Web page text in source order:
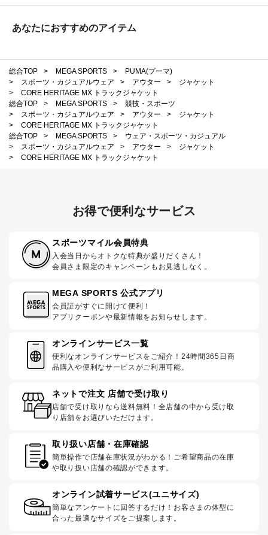
あなたにおすすめのアイテム
総合TOP > MEGA SPORTS >
PUMA(プーマ)
>
スポーツ・カジュアルウェア > アウター >
ジャケット
>
CORE HERITAGE MX トラックジャケット
総合TOP
> MEGA SPORTS >
競技・スポーツ
>
スポーツ・カジュアルウェア > アウター >
ジャケット
>
CORE HERITAGE MX トラックジャケット
総合TOP
> MEGA SPORTS >
ウェア・スポーツ・カジュアル
>
スポーツ・カジュアルウェア > アウター >
ジャケット
>
CORE HERITAGE MX トラックジャケット
お得で便利なサービス
スポーツマイル会員特典
入会当日からオトクな特典が盛りだくさん！
会員さま限定のキャンペーンもお見逃しなく。
MEGA SPORTS 公式アプリ
会員証がすぐに開けて便利！
アプリクーポンや最新情報をお知らせします。
オンラインサービス一覧
便利なオンラインサービスをご紹介！24時間365日商
品購入や便利なサービスがご利用可能。
ネットで注文 店舗で受け取り
店舗で受け取りなら送料無料！全店舗の中から受け取
り店舗をお選びいただけます。
取り扱い店舗・在庫確認
簡単操作で店舗在庫状況がわかる！ご希望商品の在庫
や取り扱い店舗の確認ができます。
オンライン試着サービス(ユニサイズ)
簡単なアンケートに回答するだけ！お客さまの体型に
合った最適なサイズをご提案します。